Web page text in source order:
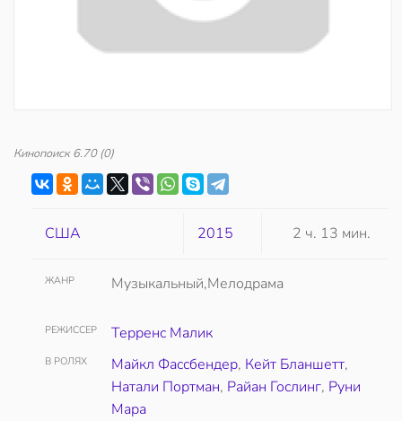
Кинопоиск 6.70(0)
США 2015 2 ч. 13 мин.
ЖАНР Музыкальный,Мелодрама
РЕЖИССЕР Терренс Малик
В РОЛЯХ Майкл Фассбендер, Кейт Бланшетт,
Натали Портман, Райан Гослинг, Руни
Мара